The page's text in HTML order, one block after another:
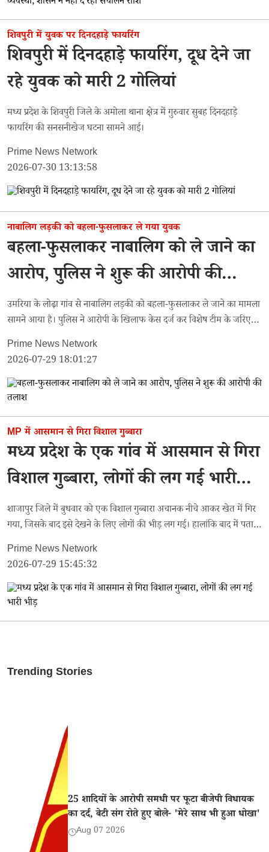
शिवपुरी में युवक पर दिनदहाड़े फायरिंग
शिवपुरी में दिनदहाड़े फायरिंग, दूध देने जा
रहे युवक को मारी 2 गोलियां
मध्य प्रदेश के शिवपुरी जिले के अमोला थाना क्षेत्र में गुरुवार सुबह दिनदहाड़े
फायरिंग की सनसनीखेज घटना सामने आई।
Prime News Network
2026-07-30 13:13:58
नाबालिग लड़की को बहला-फुसलाकर ले गया युवक
बहला-फुसलाकर नाबालिग को ले जाने का
आरोप, पुलिस ने शुरू की आरोपी की
तलाश
उमरिया के लोढ़ा गांव से नाबालिग लड़की को बहला-फुसलाकर ले जाने का मामला
सामने आया है। पुलिस ने आरोपी के खिलाफ केस दर्ज कर विशेष टीम के जरिए
लड़की की तलाश शुरू कर दी है।
Prime News Network
2026-07-29 18:01:27
MP में आसमान से गिरा विशाल गुब्बारा
मध्य प्रदेश के एक गांव में आसमान से गिरा
विशाल गुब्बारा, लोगों की लग गई भारी
भीड़
शाजापुर जिले में बुधवार को एक विशाल गुब्बारा अचानक नीचे आकर खेत में गिर
गया, जिसके बाद इसे देखने के लिए लोगों की भीड़ लग गई। हालांकि बाद में पता
चला कि यह मौसम विभाग का सर्वेक्षण उपकरण है।
Prime News Network
2026-07-29 15:45:32
Trending Stories
25 शादियों के आरोपी समधी पर फूटा बीजेपी विधायक
का दर्द, बेटी संग रोते हुए बोले- 'मेरे साथ भी हुआ धोखा'
Aug 07 2026